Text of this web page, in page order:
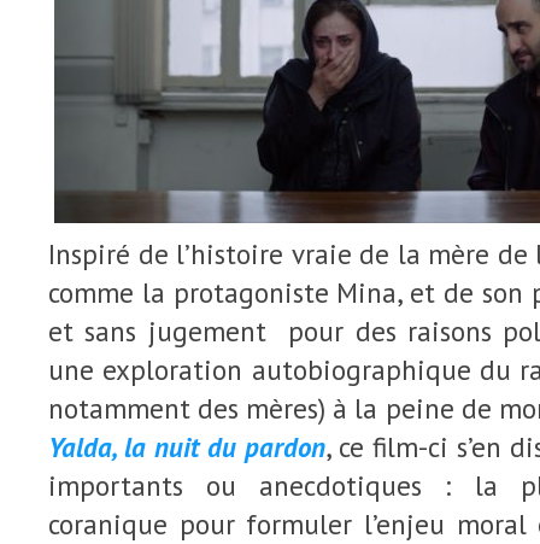
Inspiré de l’histoire vraie de la mère de
comme la protagoniste Mina, et de son
et sans jugement pour des raisons
une exploration autobiographique du
notamment des mères) à la peine de
Yalda, la nuit du pardon, ce film-ci s’en
importants ou anecdotiques : la
coranique pour formuler l’enjeu